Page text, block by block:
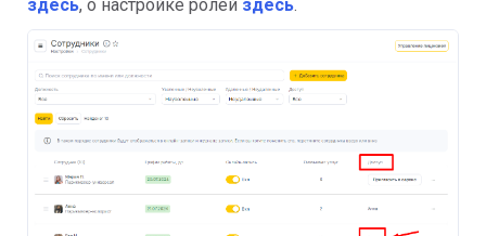
здесь, о настройке ролей здесь.